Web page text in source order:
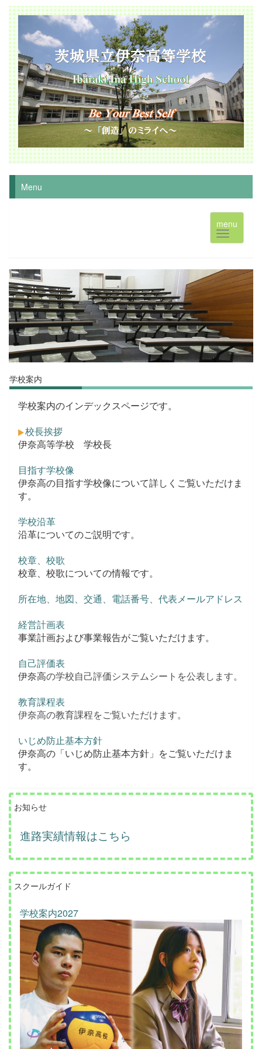
Menu
menu
学校案内
学校案内のインデックスページです。
校長挨拶
伊奈高等学校 学校長
目指す学校像
伊奈高の目指す学校像について詳しくご覧いただけま
す。
学校沿革
沿革についてのご説明です。
校章、校歌
校章、校歌についての情報です。
所在地、地図、交通、電話番号、代表メールアドレス
経営計画表
事業計画および事業報告がご覧いただけます。
自己評価表
伊奈高の学校自己評価システムシートを公表します。
教育課程表
伊奈高の教育課程をご覧いただけます。
いじめ防止基本方針
伊奈高の「いじめ防止基本方針」をご覧いただけま
す。
お知らせ
進路実績情報はこちら
スクールガイド
学校案内2027